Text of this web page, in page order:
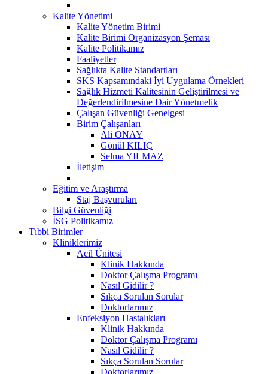
Kalite Yönetimi
Kalite Yönetim Birimi
Kalite Birimi Organizasyon Şeması
Kalite Politikamız
Faaliyetler
Sağlıkta Kalite Standartları
SKS Kapsamındaki İyi Uygulama Örnekleri
Sağlık Hizmeti Kalitesinin Geliştirilmesi ve
Değerlendirilmesine Dair Yönetmelik
Çalışan Güvenliği Genelgesi
Birim Çalışanları
Ali ONAY
Gönül KILIÇ
Selma YILMAZ
İletişim
Eğitim ve Araştırma
Staj Başvuruları
Bilgi Güvenliği
İSG Politikamız
Tıbbi Birimler
Kliniklerimiz
Acil Ünitesi
Klinik Hakkında
Doktor Çalışma Programı
Nasıl Gidilir ?
Sıkça Sorulan Sorular
Doktorlarımız
Enfeksiyon Hastalıkları
Klinik Hakkında
Doktor Çalışma Programı
Nasıl Gidilir ?
Sıkça Sorulan Sorular
Doktorlarımız